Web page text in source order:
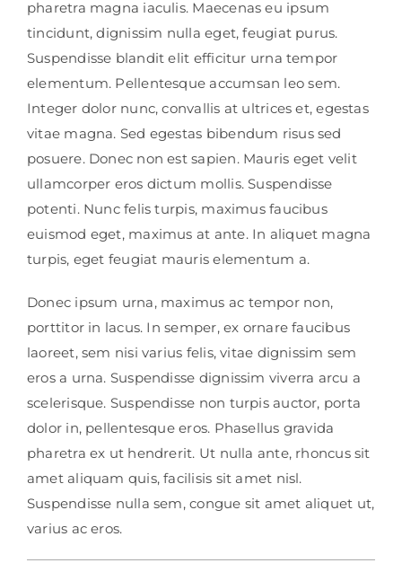
pharetra magna iaculis. Maecenas eu ipsum
tincidunt, dignissim nulla eget, feugiat purus.
Suspendisse blandit elit efficitur urna tempor
elementum. Pellentesque accumsan leo sem.
Integer dolor nunc, convallis at ultrices et, egestas
vitae magna. Sed egestas bibendum risus sed
posuere. Donec non est sapien. Mauris eget velit
ullamcorper eros dictum mollis. Suspendisse
potenti. Nunc felis turpis, maximus faucibus
euismod eget, maximus at ante. In aliquet magna
turpis, eget feugiat mauris elementum a.
Donec ipsum urna, maximus ac tempor non,
porttitor in lacus. In semper, ex ornare faucibus
laoreet, sem nisi varius felis, vitae dignissim sem
eros a urna. Suspendisse dignissim viverra arcu a
scelerisque. Suspendisse non turpis auctor, porta
dolor in, pellentesque eros. Phasellus gravida
pharetra ex ut hendrerit. Ut nulla ante, rhoncus sit
amet aliquam quis, facilisis sit amet nisl.
Suspendisse nulla sem, congue sit amet aliquet ut,
varius ac eros.